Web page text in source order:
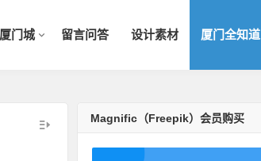
厦门城 留言问答 设计素材 厦门全知道
Magnific（Freepik）会员购买